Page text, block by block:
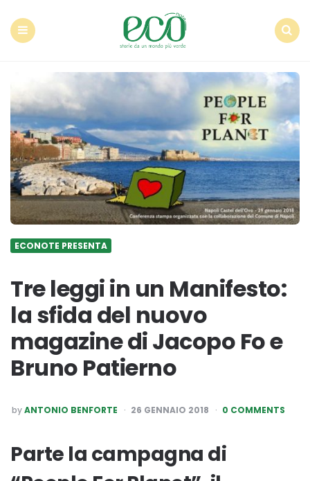
ECONOTE PRESENTA
Tre leggi in un Manifesto:
la sfida del nuovo
magazine di Jacopo Fo e
Bruno Patierno
POSTED
BY
byANTONIO BENFORTE 26 GENNAIO 2018 0 COMMENTS
Parte la campagna di